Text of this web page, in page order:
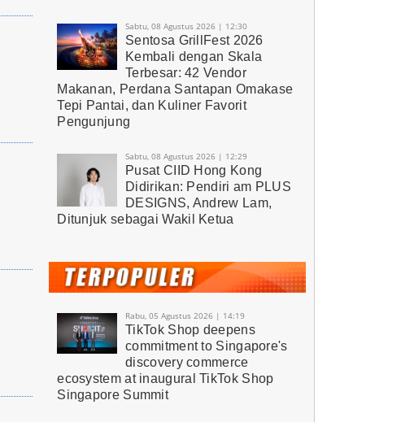
Sabtu, 08 Agustus 2026 | 12:30
Sentosa GrillFest 2026
Kembali dengan Skala
Terbesar: 42 Vendor
Makanan, Perdana Santapan Omakase
Tepi Pantai, dan Kuliner Favorit
Pengunjung
Sabtu, 08 Agustus 2026 | 12:29
Pusat CIID Hong Kong
Didirikan: Pendiri am PLUS
DESIGNS, Andrew Lam,
Ditunjuk sebagai Wakil Ketua
Rabu, 05 Agustus 2026 | 14:19
TikTok Shop deepens
commitment to Singapore's
discovery commerce
ecosystem at inaugural TikTok Shop
Singapore Summit